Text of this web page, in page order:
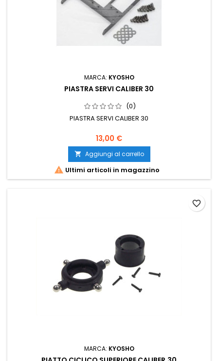
MARCA: KYOSHO
PIASTRA SERVI CALIBER 30
(0)
PIASTRA SERVI CALIBER 30
13,00 €
 Aggiungi al carrello
 Ultimi articoli in magazzino
MARCA: KYOSHO
favorite_border